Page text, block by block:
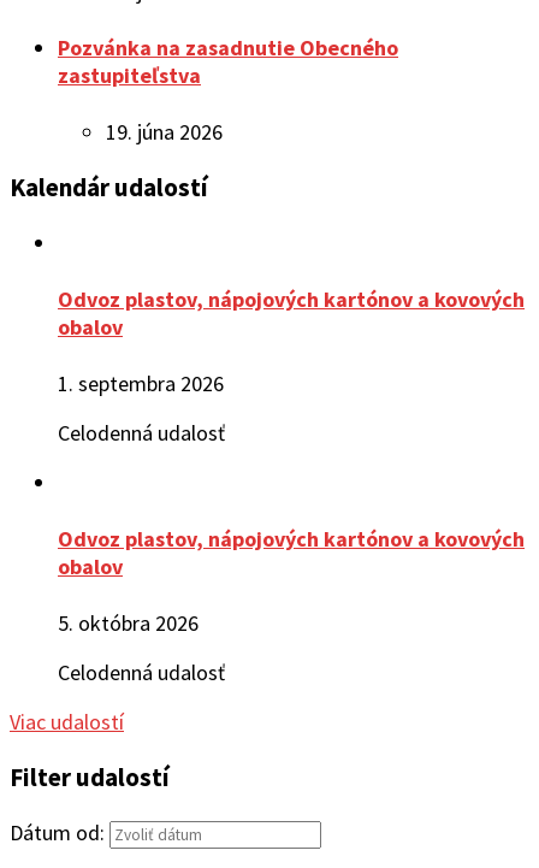
Pozvánka na zasadnutie Obecného
zastupiteľstva
19. júna 2026
Kalendár udalostí
Odvoz plastov, nápojových kartónov a kovových
obalov
1. septembra 2026
Celodenná udalosť
Odvoz plastov, nápojových kartónov a kovových
obalov
5. októbra 2026
Celodenná udalosť
Viac udalostí
Filter udalostí
Dátum od: